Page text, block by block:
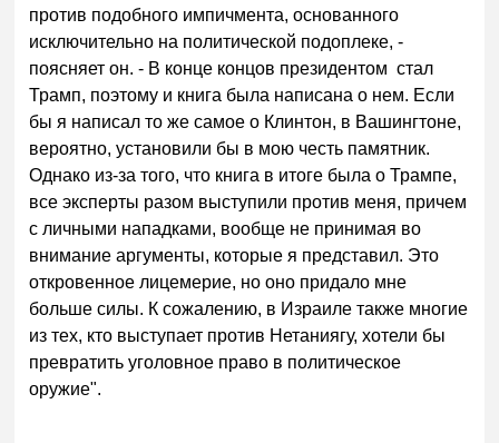
против подобного импичмента, основанного
исключительно на политической подоплеке, -
поясняет он. - В конце концов президентом стал
Трамп, поэтому и книга была написана о нем. Если
бы я написал то же самое о Клинтон, в Вашингтоне,
вероятно, установили бы в мою честь памятник.
Однако из-за того, что книга в итоге была о Трампе,
все эксперты разом выступили против меня, причем
с личными нападками, вообще не принимая во
внимание аргументы, которые я представил. Это
откровенное лицемерие, но оно придало мне
больше силы. К сожалению, в Израиле также многие
из тех, кто выступает против Нетаниягу, хотели бы
превратить уголовное право в политическое
оружие".